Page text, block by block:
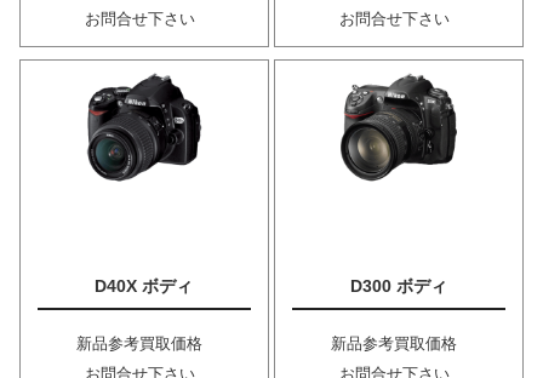
お問合せ下さい
お問合せ下さい
D40X ボディ
新品参考買取価格
お問合せ下さい
D300 ボディ
新品参考買取価格
お問合せ下さい